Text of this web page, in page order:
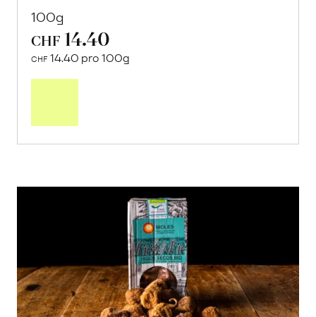
100g
CHF 14.40
CHF 14.40 pro 100g